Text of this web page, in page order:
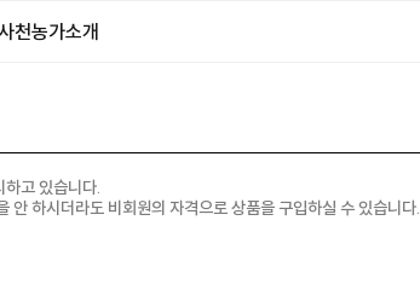
천농가소개
고 있습니다.
안 하시더라도 비회원의 자격으로 상품을 구입하실 수 있습니다.